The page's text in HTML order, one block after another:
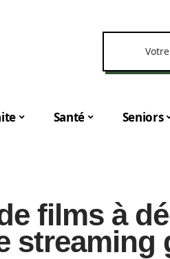
Santé Seniors
films à
streaming